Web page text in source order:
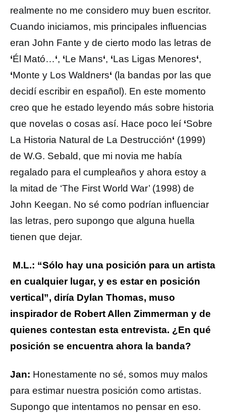
realmente no me considero muy buen escritor.
Cuando iniciamos, mis principales influencias
eran John Fante y de cierto modo las letras de
‘Él Mató…‘, ‘Le Mans‘, ‘Las Ligas Menores‘,
‘Monte y Los Waldners‘ (la bandas por las que
decidí escribir en español). En este momento
creo que he estado leyendo más sobre historia
que novelas o cosas así. Hace poco leí ‘Sobre
La Historia Natural de La Destrucción‘ (1999)
de W.G. Sebald, que mi novia me había
regalado para el cumpleaños y ahora estoy a
la mitad de ‘The First World War’ (1998) de
John Keegan. No sé como podrían influenciar
las letras, pero supongo que alguna huella
tienen que dejar.
M.L.: “Sólo hay una posición para un artista
en cualquier lugar, y es estar en posición
vertical”, diría Dylan Thomas, muso
inspirador de Robert Allen Zimmerman y de
quienes contestan esta entrevista. ¿En qué
posición se encuentra ahora la banda?
Jan: Honestamente no sé, somos muy malos
para estimar nuestra posición como artistas.
Supongo que intentamos no pensar en eso.